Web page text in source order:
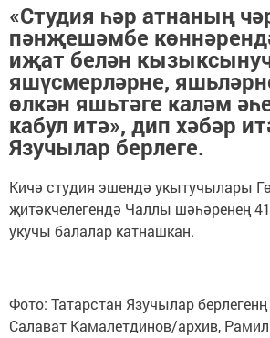
«Студия һәр атнан­ың
пәнҗ­ешәмбе
иҗат белән
яшүсмерләрне,
өлкән яшьтәге каләм
кабул ит­ә», дип хәбәр
Язучылар берлеге.
Кичә студия эшендә укытучы­лары
җитәкчелегендә Чаллы шәһәренең
укучы балалар катнашкан.
Фото: Татарстан Язучылар берлегенң
Салават Камалетдинов/архив,